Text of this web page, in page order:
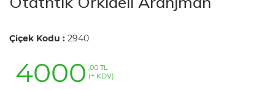
Çiçek Kodu : 2940
4000 ,00 TL
(+ KDV)